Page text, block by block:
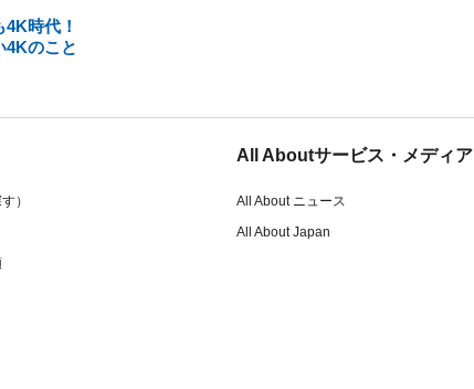
時代！
4Kのこと
）
All Aboutサービス・メディア
All About ニュース
All About Japan